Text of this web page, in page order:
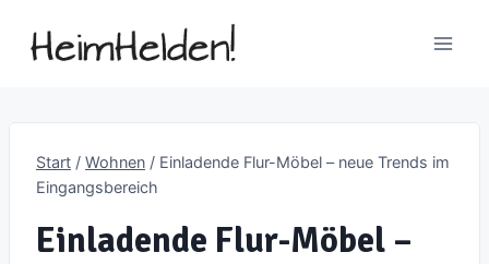
Inhalt
Start / Wohnen / Einladende Flur-Möbel – neue Trends im
Eingangsbereich
Einladende Flur-Möbel –